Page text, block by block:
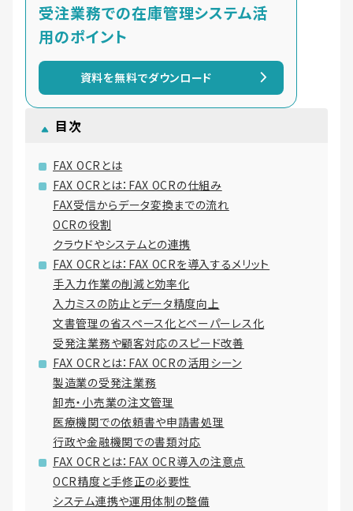
受注業務での在庫管理システム活
用のポイント
資料を無料でダウンロード
目次
FAX OCRとは
FAX OCRとは：FAX OCRの仕組み
FAX受信からデータ変換までの流れ
OCRの役割
クラウドやシステムとの連携
FAX OCRとは：FAX OCRを導入するメリット
手入力作業の削減と効率化
入力ミスの防止とデータ精度向上
文書管理の省スペース化とペーパーレス化
受発注業務や顧客対応のスピード改善
FAX OCRとは：FAX OCRの活用シーン
製造業の受発注業務
卸売・小売業の注文管理
医療機関での依頼書や申請書処理
行政や金融機関での書類対応
FAX OCRとは：FAX OCR導入の注意点
OCR精度と手修正の必要性
システム連携や運用体制の整備